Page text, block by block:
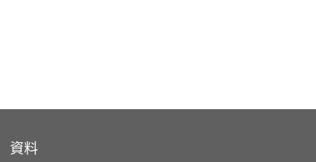
資料